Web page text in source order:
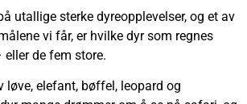
utallige sterke dyreopplevelser, og et av
vi får, er hvilke dyr som regnes
eller de fem store.
løve, elefant, bøffel, leopard og